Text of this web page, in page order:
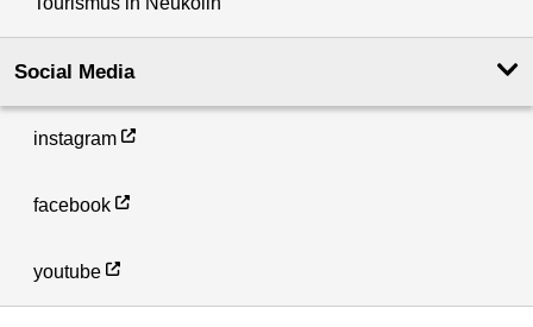
Social Media
instagram
facebook
youtube